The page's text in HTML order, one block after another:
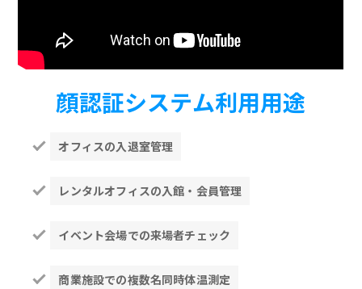
顔認証システム利用用途
オフィスの入退室管理
レンタルオフィスの入館・会員管理
イベント会場での来場者チェック
商業施設での複数名同時体温測定